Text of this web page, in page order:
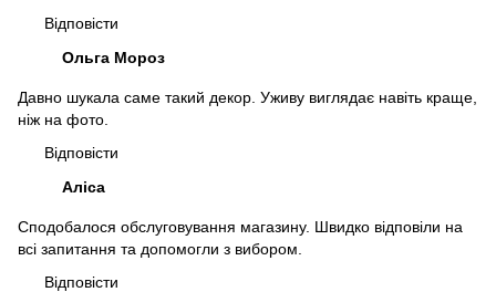
Відповісти
Ольга Мороз
Давно шукала саме такий декор. Уживу виглядає навіть краще,
ніж на фото.
Відповісти
Аліса
Сподобалося обслуговування магазину. Швидко відповіли на
всі запитання та допомогли з вибором.
Відповісти